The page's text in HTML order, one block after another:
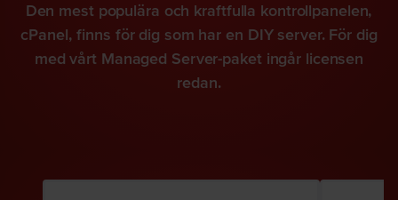
Den mest populära och kraftfulla kontrollpanelen,
cPanel, finns för dig som har en DIY server. För dig
med vårt Managed Server-paket ingår licensen
redan.